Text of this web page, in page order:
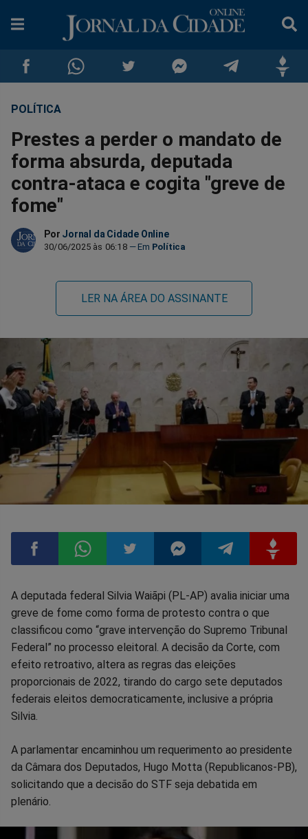
Compartilhar
no
Facebook
Compartilhar
no
Whatsapp
no
Twitter
no
Messenger
no
Telegram
no
Gettr
POLÍTICA
Prestes a perder o mandato de
forma absurda, deputada
contra-ataca e cogita "greve de
fome"
Por Jornal da Cidade Online
30/06/2025 às 06:18 Política
LER NA ÁREA DO ASSINANTE
Compartilhar
no
Facebook
Compartilhar
no
Whatsapp
Compartilhar
no
Twitter
Compartilhar
no
Messenger
Compartilhar
no
Telegram
no
A deputada federal Silvia Waiãpi (PL-AP) avalia iniciar uma
greve de fome como forma de protesto contra o que
classificou como “grave intervenção do Supremo Tribunal
Federal” no processo eleitoral. A decisão da Corte, com
efeito retroativo, altera as regras das eleições
proporcionais de 2022, tirando do cargo sete deputados
federais eleitos democraticamente, inclusive a própria
Silvia.
A parlamentar encaminhou um requerimento ao presidente
da Câmara dos Deputados, Hugo Motta (Republicanos-PB),
solicitando que a decisão do STF seja debatida em
plenário.